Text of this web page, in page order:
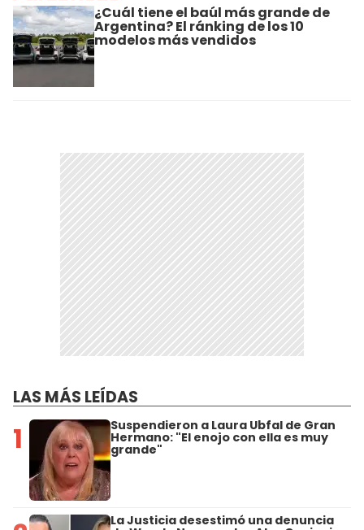
¿Cuál tiene el baúl más grande de
Argentina? El ránking de los 10
modelos más vendidos
LAS MÁS LEÍDAS
1 Suspendieron a Laura Ubfal de Gran
Hermano: "El enojo con ella es muy
grande"
La Justicia desestimó una denuncia